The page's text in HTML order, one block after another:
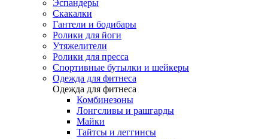
Эспандеры
Скакалки
Гантели и бодибары
Ролики для йоги
Утяжелители
Ролики для пресса
Спортивные бутылки и шейкеры
Одежда для фитнеса
Одежда для фитнеса
Комбинезоны
Лонгсливы и рашгарды
Майки
Тайтсы и леггинсы